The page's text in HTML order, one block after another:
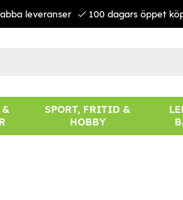
leveranser 100 dagars öppet
&
SPORT, FRITID &
HOBBY